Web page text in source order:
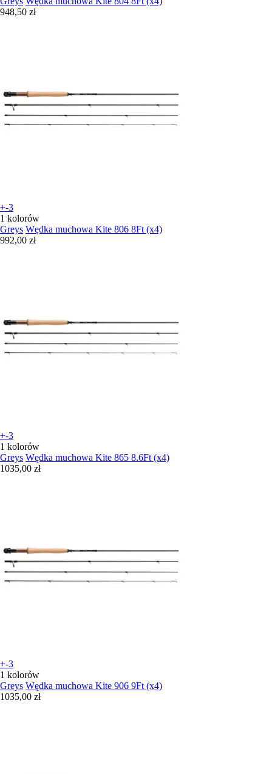
948,50 zł
+-3
1 kolorów
Greys Wędka muchowa Kite 806 8Ft (x4)
992,00 zł
+-3
1 kolorów
Greys Wędka muchowa Kite 865 8.6Ft (x4)
1035,00 zł
+-3
1 kolorów
Greys Wędka muchowa Kite 906 9Ft (x4)
1035,00 zł